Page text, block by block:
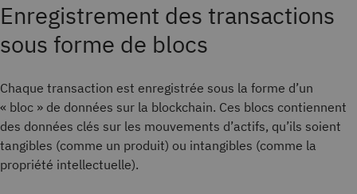
Enregistrement des transactions
sous forme de blocs
Chaque transaction est enregistrée sous la forme d’un
« bloc » de données sur la blockchain. Ces blocs contiennent
des données clés sur les mouvements d’actifs, qu’ils soient
tangibles (comme un produit) ou intangibles (comme la
propriété intellectuelle).